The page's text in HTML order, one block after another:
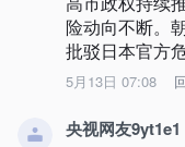
险动向不断。
批驳日本官方
5月13日 07:08
央视网友9yt1e1